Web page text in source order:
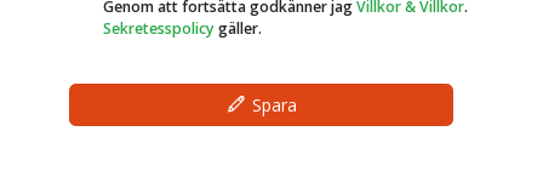
Genom att fortsätta godkänner jagVillkor & Villkor.
Sekretesspolicygäller.
Spara